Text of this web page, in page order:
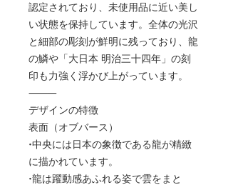
認定されており、未使用品に近い美し
い状態を保持しています。全体の光沢
と細部の彫刻が鮮明に残っており、龍
の鱗や「大日本 明治三十四年」の刻
印も力強く浮かび上がっています。
⸻
デザインの特徴
表面（オブバース）
•中央には日本の象徴である龍が精緻
に描かれています。
•龍は躍動感あふれる姿で雲をまと